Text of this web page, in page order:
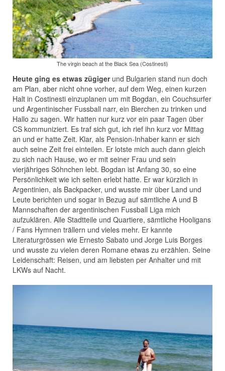
The virgin beach at the Black Sea (Costinesti)
Heute ging es etwas zügigerund Bulgarien stand nun doch
am Plan, aber nicht ohne vorher, auf dem Weg, einen kurzen
Halt in Costinesti einzuplanen um mit Bogdan, ein Couchsurfer
und Argentinischer Fussball narr, ein Bierchen zu trinken und
Hallo zu sagen. Wir hatten nur kurz vor ein paar Tagen über
CS kommuniziert. Es traf sich gut, ich rief ihn kurz vor Mittag
an und er hatte Zeit. Klar, als Pension-Inhaber kann er sich
auch seine Zeit frei einteilen. Er lotste mich auch dann gleich
zu sich nach Hause, wo er mit seiner Frau und sein
vierjähriges Söhnchen lebt. Bogdan ist Anfang 30, so eine
Persönlichkeit wie ich selten erlebt hatte. Er war kürzlich in
Argentinien, als Backpacker, und wusste mir über Land und
Leute berichten und sogar in Bezug auf sämtliche A und B
Mannschaften der argentinischen Fussball Liga mich
aufzuklären. Alle Stadtteile und Quartiere, sämtliche Hooligans
/ Fans Hymnen trällern und vieles mehr. Er kannte
Literaturgrössen wie Ernesto Sabato und Jorge Luis Borges
und wusste zu vielen deren Romane etwas zu erzählen. Seine
Leidenschaft: Reisen, und am liebsten per Anhalter und mit
LKWs auf Nacht.